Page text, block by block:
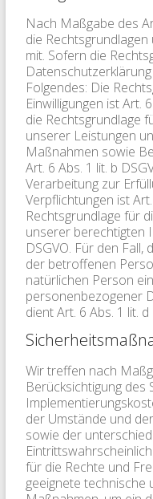
Nach Maßgabe des
die
mit. Sofern die
Folgendes: Die
Einwilligungen ist Art.
die Rechtsgrundlage
unserer Leistungen
Maßnahmen sowie
Art. 6 Abs. 1 lit. b
Verarbeitung zur
Verpflichtungen ist
Rechtsgrundlage für
unserer berechtigten
DSGVO. Für den
der betroffenen
natürlichen Person
personenbezogener
dient Art. 6 Abs. 1 lit.
Wir treffen nach
Berücksichtigung des
der Umstände und
sowie der
für die Rechte und
geeignete technische